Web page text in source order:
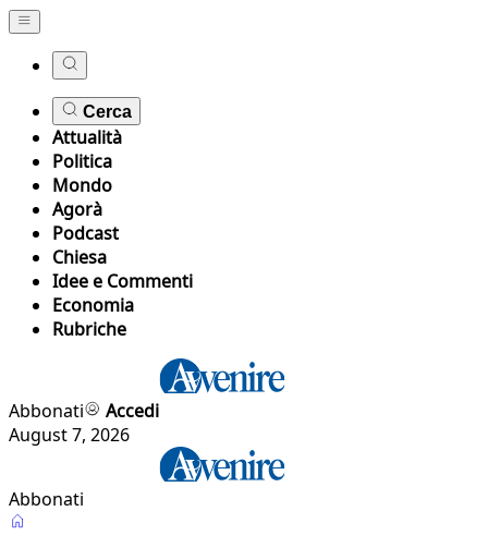
Cerca
Attualità
Politica
Mondo
Agorà
Podcast
Chiesa
Idee e Commenti
Economia
Rubriche
Abbonati
Accedi
August 7, 2026
Abbonati